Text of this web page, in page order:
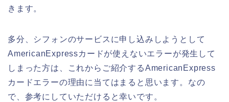
きます。
多分、シフォンのサービスに申し込みしようとして
AmericanExpressカードが使えないエラーが発生して
しまった方は、これからご紹介するAmericanExpress
カードエラーの理由に当てはまると思います。なの
で、参考にしていただけると幸いです。